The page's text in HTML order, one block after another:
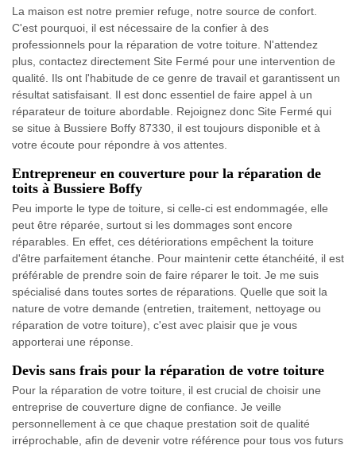
La maison est notre premier refuge, notre source de confort.
C'est pourquoi, il est nécessaire de la confier à des
professionnels pour la réparation de votre toiture. N'attendez
plus, contactez directement Site Fermé pour une intervention de
qualité. Ils ont l'habitude de ce genre de travail et garantissent un
résultat satisfaisant. Il est donc essentiel de faire appel à un
réparateur de toiture abordable. Rejoignez donc Site Fermé qui
se situe à Bussiere Boffy 87330, il est toujours disponible et à
votre écoute pour répondre à vos attentes.
Entrepreneur en couverture pour la réparation de
toits à Bussiere Boffy
Peu importe le type de toiture, si celle-ci est endommagée, elle
peut être réparée, surtout si les dommages sont encore
réparables. En effet, ces détériorations empêchent la toiture
d'être parfaitement étanche. Pour maintenir cette étanchéité, il est
préférable de prendre soin de faire réparer le toit. Je me suis
spécialisé dans toutes sortes de réparations. Quelle que soit la
nature de votre demande (entretien, traitement, nettoyage ou
réparation de votre toiture), c'est avec plaisir que je vous
apporterai une réponse.
Devis sans frais pour la réparation de votre toiture
Pour la réparation de votre toiture, il est crucial de choisir une
entreprise de couverture digne de confiance. Je veille
personnellement à ce que chaque prestation soit de qualité
irréprochable, afin de devenir votre référence pour tous vos futurs